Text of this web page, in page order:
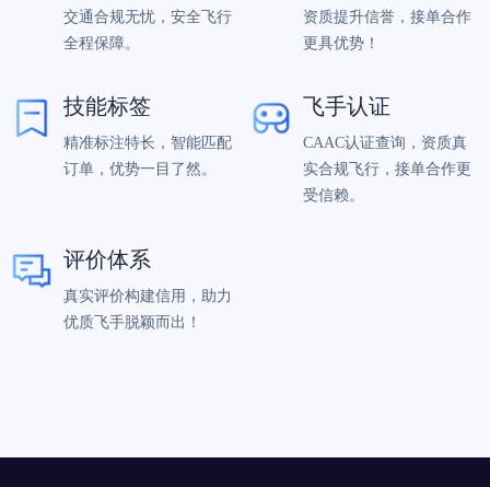
交通合规无忧，安全飞行
全程保障。
资质提升信誉，接单合作
更具优势！
评价体系
真实评价构建信用，助力
优质飞手脱颖而出！
技能标签
精准标注特长，智能匹配
订单，优势一目了然。
飞手认证
CAAC认证查询，资质真
实合规飞行，接单合作更
受信赖。